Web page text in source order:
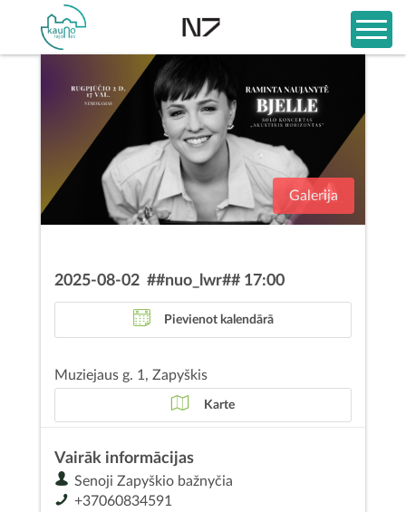
Galerija
2025-08-02 ##nuo_lwr## 17:00
Pievienot kalendārā
Muziejaus g. 1, Zapyškis
Karte
Vairāk informācijas
Senoji Zapyškio bažnyčia
+37060834591